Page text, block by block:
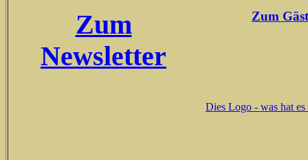
Zum
Newsletter
Zum
Dies Logo - was hat